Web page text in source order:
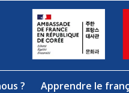
? Apprendre le